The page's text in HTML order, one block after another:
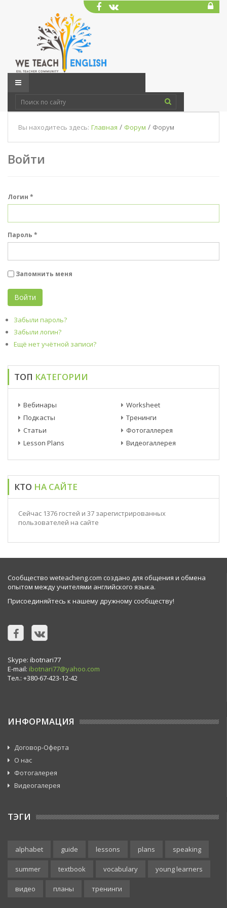
Вы находитесь здесь: Главная / Форум / Форум
Войти
Логин *
Пароль *
Запомнить меня
Войти
Забыли пароль?
Забыли логин?
Ещё нет учётной записи?
ТОП КАТЕГОРИИ
Вебинары
Подкасты
Статьи
Lesson Plans
Worksheet
Тренинги
Фотогаллерея
Видеогаллерея
КТО НА САЙТЕ
Сейчас 1376 гостей и 37 зарегистрированных
пользователей на сайте
Сообщество weteacheng.com создано для общения и обмена
опытом между учителями английского языка.
Присоединяйтесь к нашему дружному сообществу!
Skype: ibotnari77
E-mail: ibotnari77@yahoo.com
Тел.: +380-67-423-12-42
ИНФОРМАЦИЯ
Договор-Оферта
О нас
Фотогалерея
Видеогалерея
ТЭГИ
alphabet guide lessons plans speaking
summer textbook vocabulary young learners
видео планы тренинги